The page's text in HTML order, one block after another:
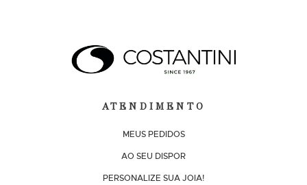
ATENDIMENTO
MEUS PEDIDOS
AO SEU DISPOR
PERSONALIZE SUA JOIA!